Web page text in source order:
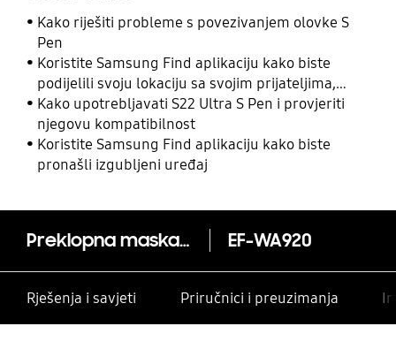
Kako riješiti probleme s povezivanjem olovke S
Pen
Koristite Samsung Find aplikaciju kako biste
podijelili svoju lokaciju sa svojim prijateljima,
djetetom, obitelji i drugim kontaktima
Kako upotrebljavati S22 Ultra S Pen i provjeriti
njegovu kompatibilnost
Koristite Samsung Find aplikaciju kako biste
pronašli izgubljeni uređaj
Preklopna maska za Galaxy A9 EF-WA920
Rješenja i savjeti Priručnici i preuzimanja